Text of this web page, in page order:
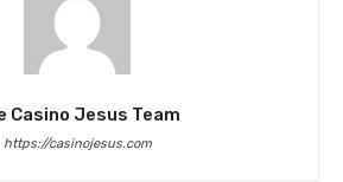
Casino Jesus Team
https://casinojesus.com